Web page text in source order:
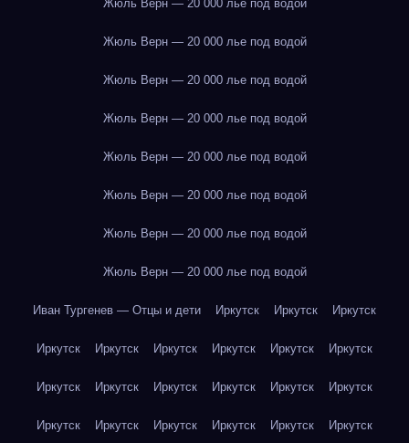
Жюль Верн — 20 000 лье под водой
Жюль Верн — 20 000 лье под водой
Жюль Верн — 20 000 лье под водой
Жюль Верн — 20 000 лье под водой
Жюль Верн — 20 000 лье под водой
Жюль Верн — 20 000 лье под водой
Жюль Верн — 20 000 лье под водой
Жюль Верн — 20 000 лье под водой
Иван Тургенев — Отцы и дети Иркутск Иркутск Иркутск
Иркутск Иркутск Иркутск Иркутск Иркутск Иркутск
Иркутск Иркутск Иркутск Иркутск Иркутск Иркутск
Иркутск Иркутск Иркутск Иркутск Иркутск Иркутск